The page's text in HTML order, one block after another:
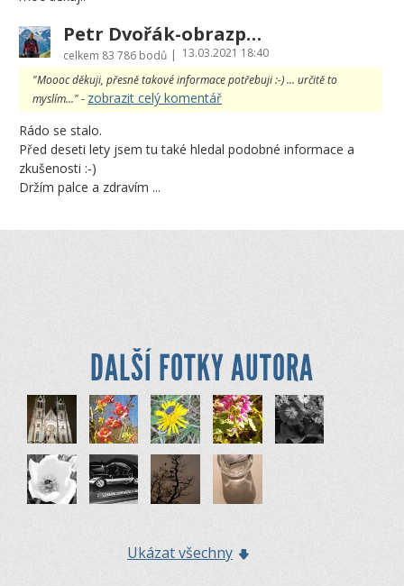
Petr Dvořák-obrazprovas.cz
celkem 83 786 bodů | 13.03.2021 18:40
"Moooc děkuji, přesně takové informace potřebuji :-) ... určitě to
myslím..." - zobrazit celý komentář
Rádo se stalo.
Před deseti lety jsem tu také hledal podobné informace a
zkušenosti :-)
Držím palce a zdravím ...
DALŠÍ FOTKY AUTORA
Ukázat všechny